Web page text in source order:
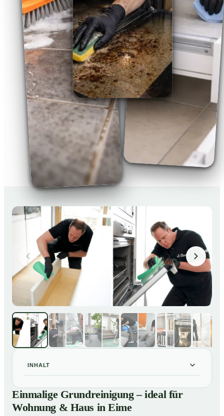
INHALT
Einmalige Grundreinigung – ideal für Wohnung & Haus
in Eime
Einmalige Grundreinigung – ideal für
Wohnung & Haus in Eime